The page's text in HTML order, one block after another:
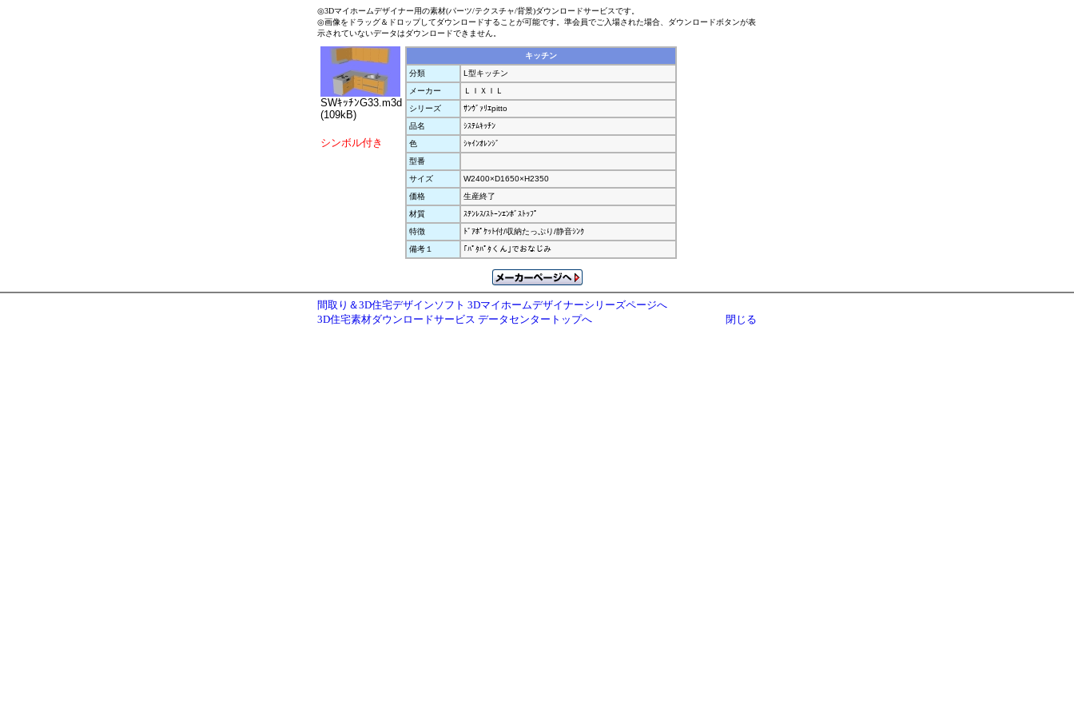
◎3Dマイホームデザイナー用の素材(パーツ/テクスチャ/背景)ダウンロードサービスです。
◎画像をドラッグ＆ドロップしてダウンロードすることが可能です。準会員でご入場された場合、ダウンロードボタンが表
示されていないデータはダウンロードできません。
SWｷｯﾁﾝG33.m3d
(109kB)
シンボル付き
キッチン
分類
L型キッチン
メーカー
ＬＩＸＩＬ
シリーズ
ｻﾝｳﾞｧﾘｴpitto
品名
ｼｽﾃﾑｷｯﾁﾝ
色
ｼｬｲﾝｵﾚﾝｼﾞ
型番
サイズ
W2400×D1650×H2350
価格
生産終了
材質
ｽﾃﾝﾚｽ/ｽﾄｰﾝｴﾝﾎﾞｽﾄｯﾌﾟ
特徴
ﾄﾞｱﾎﾟｹｯﾄ付/収納たっぷり/静音ｼﾝｸ
備考１
｢ﾊﾟﾀﾊﾟﾀくん｣でおなじみ
間取り＆3D住宅デザインソフト 3Dマイホームデザイナーシリーズページへ
3D住宅素材ダウンロードサービス データセンタートップへ
閉じる